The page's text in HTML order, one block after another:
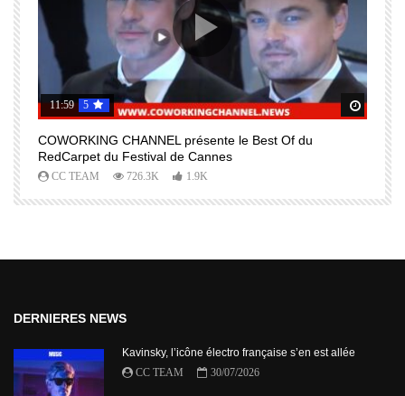
Regardez Plus Tard
11:59 5
COWORKING CHANNEL présente le Best Of du
RedCarpet du Festival de Cannes
CC TEAM 726.3K 1.9K
DERNIERES NEWS
Kavinsky, l’icône électro française s’en est allée
CC TEAM
30/07/2026